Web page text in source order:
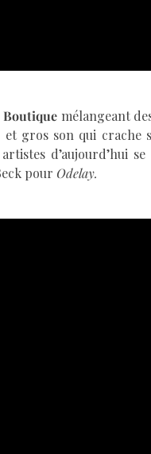
Boutiquemélangeant
et gros son qui crache
d’aujourd’hui
pour Odelay.